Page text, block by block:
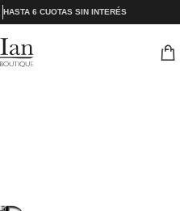
HASTA 6 CUOTAS SIN INTERÉS